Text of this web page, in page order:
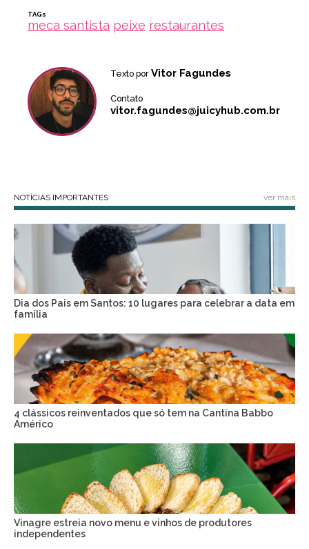
TAGs
meca santista peixe restaurantes
Texto por Vitor Fagundes
Contato
vitor.fagundes@juicyhub.com.br
NOTÍCIAS IMPORTANTES ver mais
Dia dos Pais em Santos: 10 lugares para celebrar a data em
família
4 clássicos reinventados que só tem na Cantina Babbo
Américo
Vinagre estreia novo menu e vinhos de produtores
independentes